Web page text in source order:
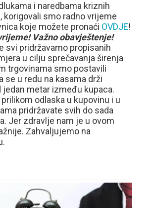
i naredbama kriznih
korigovali smo radno vrijeme
koje možete pronaći OVDJE!
Važno obavještenje!
svi pridržavamo propisanih
u cilju sprečavanja širenja
trgovinama smo postavili
se u redu na kasama drži
metar između kupaca.
odlaska u kupovinu i u
pridržavate svih do sada
Jer zdravlje nam je u ovom
Zahvaljujemo na